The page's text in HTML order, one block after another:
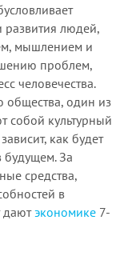
развития людей,
мышлением и
проблем,
человечества.
общества, один из
собой культурный
как будет
будущем. За
средства,
в
даютэкономике 7-